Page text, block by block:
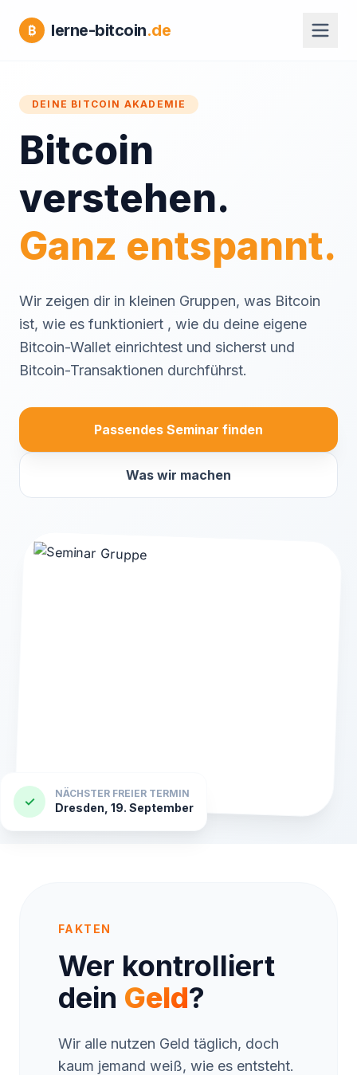
₿ lerne-bitcoin.de
DEINE BITCOIN AKADEMIE
Bitcoin
verstehen.
Ganz entspannt.
Wir zeigen dir in kleinen Gruppen, was Bitcoin
ist, wie es funktioniert , wie du deine eigene
Bitcoin-Wallet einrichtest und sicherst und
Bitcoin-Transaktionen durchführst.
Passendes Seminar finden
Was wir machen
✓
NÄCHSTER FREIER TERMIN
Dresden, 19. September
FAKTEN
Wer kontrolliert
dein Geld?
Wir alle nutzen Geld täglich, doch
kaum jemand weiß, wie es entsteht.